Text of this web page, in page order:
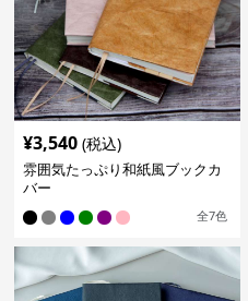
¥3,540 (税込)
雰囲気たっぷり和紙風ブックカ
バー
全7色